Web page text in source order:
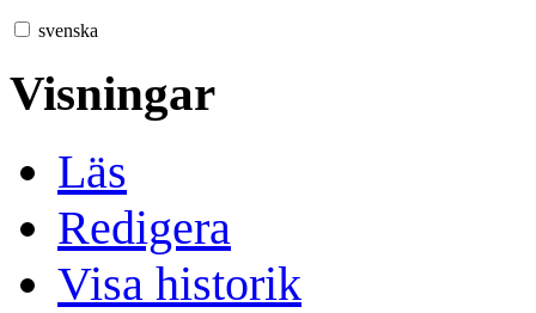
svenska
Visningar
Läs
Redigera
Visa historik